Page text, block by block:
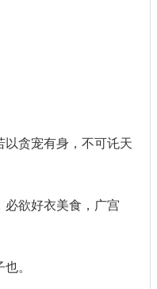
贪宠有身，不可讬天
欲好衣美食，广宫
。